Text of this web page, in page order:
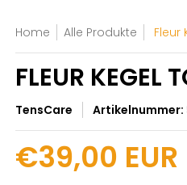
Home Alle Produkte Fleur
FLEUR KEGEL
TensCare Artikelnummer:
€39,00 EUR